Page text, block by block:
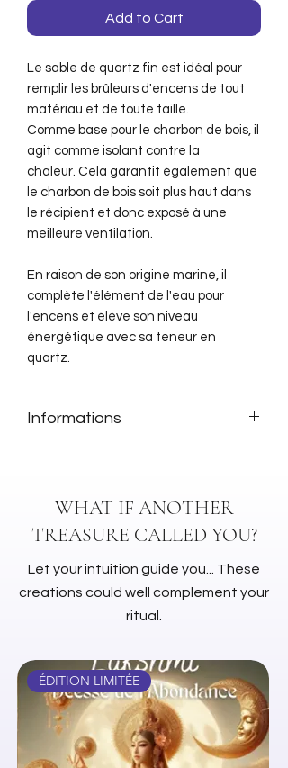
Add to Cart
Le sable de quartz fin est idéal pour
remplir les brûleurs d'encens de tout
matériau et de toute taille.
Comme base pour le charbon de bois, il
agit comme isolant contre la
chaleur. Cela garantit également que
le charbon de bois soit plus haut dans
le récipient et donc exposé à une
meilleure ventilation.
En raison de son origine marine, il
complète l'élément de l'eau pour
l'encens et élève son niveau
énergétique avec sa teneur en
quartz.
Informations
WHAT IF ANOTHER
TREASURE CALLED YOU?
Let your intuition guide you... These
creations could well complement your
ritual.
ÉDITION LIMITÉE